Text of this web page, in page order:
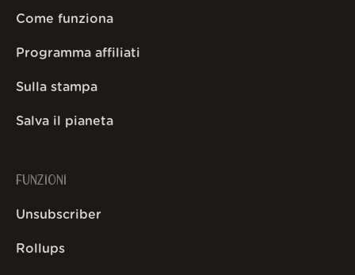
Come funziona
Programma affiliati
Sulla stampa
Salva il pianeta
FUNZIONI
Unsubscriber
Rollups